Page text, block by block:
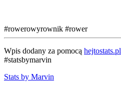
#rowerowyrownik #rower
Wpis dodany za pomocą hejtostats.pl
#statsbymarvin
Stats by Marvin